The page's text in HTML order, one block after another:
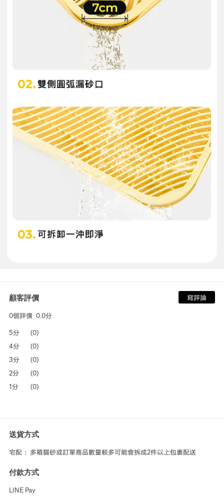
顧客評價
0個評價 0.0分
寫評論
5分
(0)
4分
(0)
3分
(0)
2分
(0)
1分
(0)
送貨方式
宅配 ：多箱貓砂或訂單商品數量較多可能會拆成2件以上包裹配送
付款方式
LINE Pay